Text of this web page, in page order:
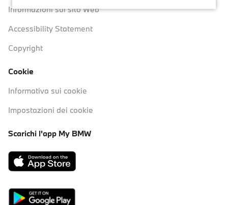
Informazioni sul sito Web
Accessibility Statement
Copyright
Cookie
Informativa sui cookie
Impostazioni dei cookie
Scarichi l'app My BMW